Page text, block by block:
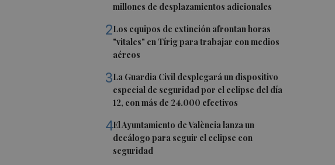
millones de desplazamientos adicionales
2Los equipos de extinción afrontan horas
"vitales" en Tírig para trabajar con medios
aéreos
3La Guardia Civil desplegará un dispositivo
especial de seguridad por el eclipse del día
12, con más de 24.000 efectivos
4El Ayuntamiento de València lanza un
decálogo para seguir el eclipse con
seguridad